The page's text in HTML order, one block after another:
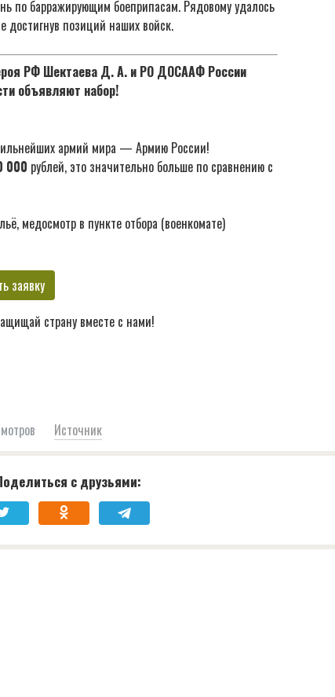
по барражирующим боеприпасам. Рядовому удалось
достигнув позиций наших войск.
РФ Шектаева Д. А. и РО ДОСААФ России
объявляют набор!
армий мира — Армию России!
000 рублей, это значительно больше по сравнению с
медосмотр в пункте отбора (военкомате)
заявку
страну вместе с нами!
Источник
с друзьями: